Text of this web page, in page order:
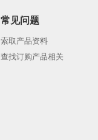
常见问题
索取产品资料
查找订购产品相关